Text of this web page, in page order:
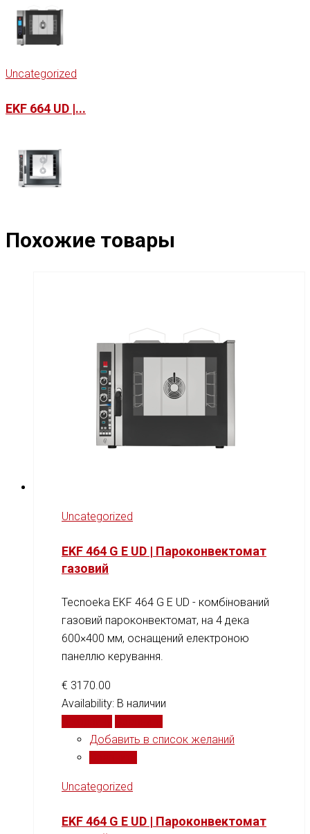
Uncategorized
EKF 664 UD |...
Похожие товары
Uncategorized
EKF 464 G E UD | Пароконвектомат
газовий
Tecnoeka EKF 464 G E UD - комбінований
газовий пароконвектомат, на 4 дека
600×400 мм, оснащений електроною
панеллю керування.
€ 3170.00
Availability: В наличии
Добавить в список желаний
Uncategorized
EKF 464 G E UD | Пароконвектомат